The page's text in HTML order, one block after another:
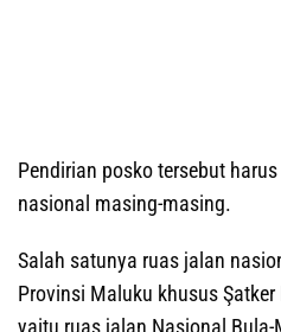
Pendirian posko tersebut
nasional masing-masing.
Salah satunya ruas jalan
Provinsi Maluku khusus
yaitu ruas jalan Nasional